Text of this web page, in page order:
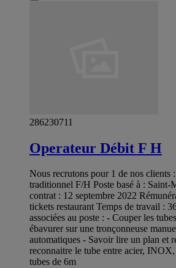
286230711
Operateur Débit F H
Nous recrutons pour 1 de nos clients
traditionnel F/H Poste basé à :
contrat : 12 septembre 2022
tickets restaurant Temps de travail :
associées au poste : - Couper les
ébavurer sur une tronçonneuse
automatiques - Savoir lire un plan et
reconnaitre le tube entre acier,
tubes de 6m